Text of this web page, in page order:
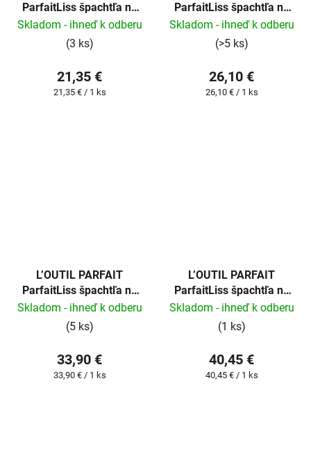
ParfaitLiss špachtľa na
stierku 25cm
Skladom - ihneď k odberu
(3 ks)
21,35 €
Jednotková
21,35 € / 1 ks
ParfaitLiss špachtľa na
stierku 35cm
Skladom - ihneď k odberu
(>5 ks)
26,10 €
Jednotková
26,10 € / 1 ks
L’OUTIL PARFAIT
ParfaitLiss špachtľa na
stierku 45cm
Skladom - ihneď k odberu
(5 ks)
33,90 €
Jednotková
33,90 € / 1 ks
L’OUTIL PARFAIT
ParfaitLiss špachtľa na
stierku 60cm
Skladom - ihneď k odberu
(1 ks)
40,45 €
Jednotková
40,45 € / 1 ks